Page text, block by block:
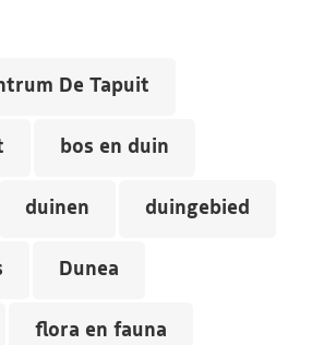
De Tapuit
bos en duin
duinen duingebied
Dunea
flora en fauna